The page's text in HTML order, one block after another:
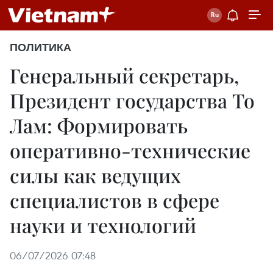
ПОЛИТИКА
Генеральный секретарь,
Президент государства То
Лам: Формировать
оперативно-технические
силы как ведущих
специалистов в сфере
науки и технологий
06/07/2026 07:48